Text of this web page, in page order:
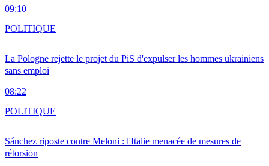
09:10
La Pologne rejette le projet du PiS d'expulser les hommes ukrainiens
sans emploi
08:22
POLITIQUE
Sánchez riposte contre Meloni : l'Italie menacée de mesures de
rétorsion
POLITIQUE